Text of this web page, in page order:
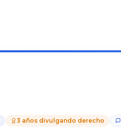
3 años divulgando derecho